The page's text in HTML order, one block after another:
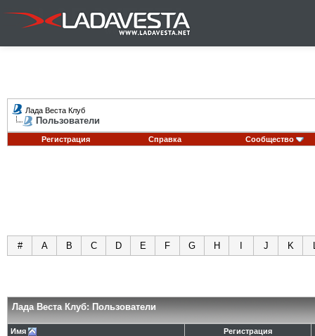
Лада Веста Клуб
Пользователи
Регистрация Справка Сообщество
# A B C D E F G H J K
Лада Веста Клуб: Пользователи
Имя Регистрация